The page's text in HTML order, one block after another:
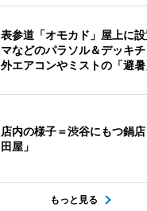
表参道「オモカド」屋上に
マなどのパラソル＆デッキ
外エアコンやミストの「避
店内の様子＝渋谷にもつ鍋
田屋」
もっと見る